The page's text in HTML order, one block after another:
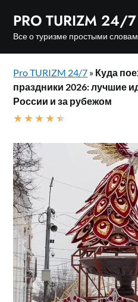
content
PRO TURIZM 24/7
Все о туризме простыми
Pro TURIZM 24/7 » Куда
праздники 2026: лучшие
России и за рубежом
★★★★★